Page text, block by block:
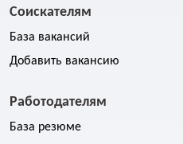
Соискателям
База вакансий
Добавить вакансию
Работодателям
База резюме